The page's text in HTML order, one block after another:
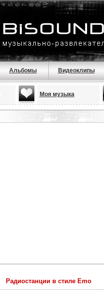
Альбомы Видеоклипы
Моя музыка
Радиостанции в стиле Emo